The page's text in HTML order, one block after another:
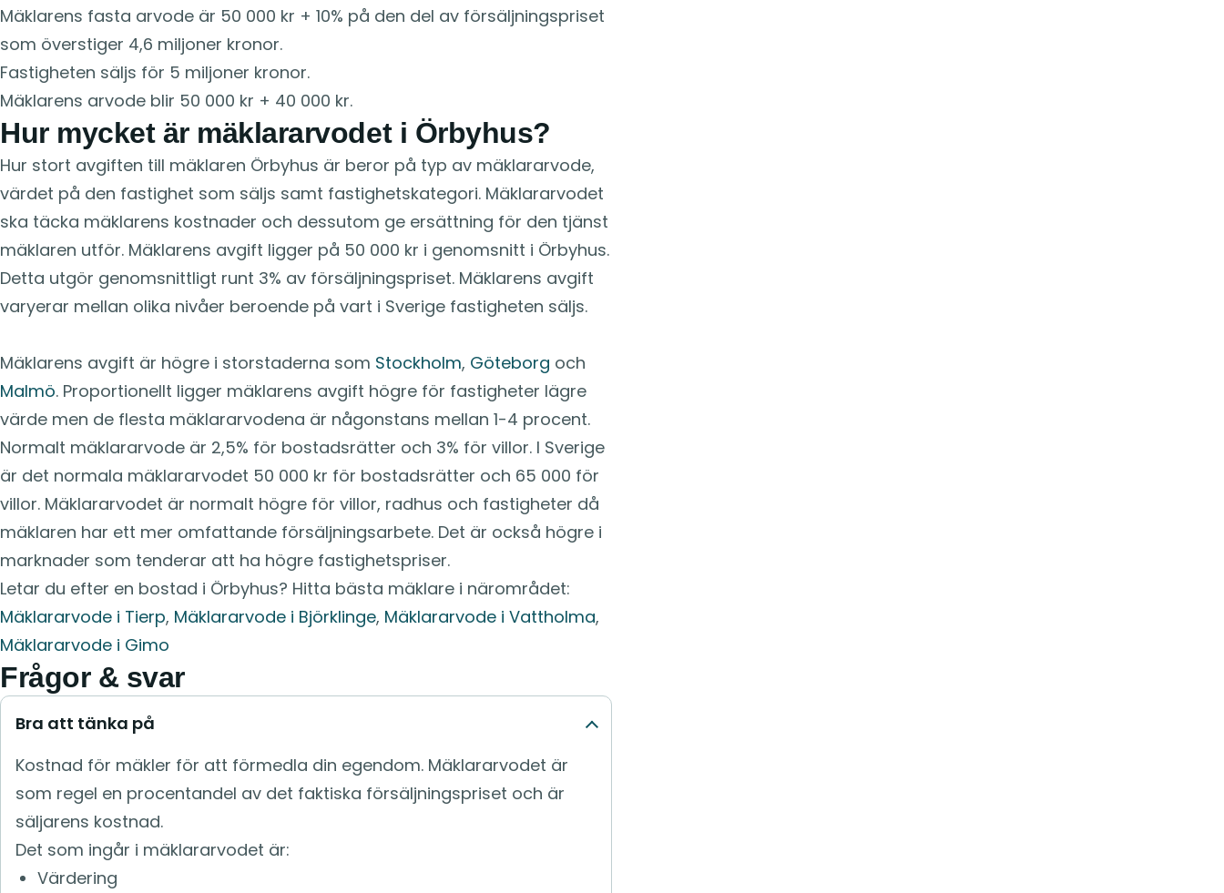
Mäklarens fasta arvode är 50 000 kr + 10% på den del av försäljningspriset
som överstiger 4,6 miljoner kronor.
Fastigheten säljs för 5 miljoner kronor.
Mäklarens arvode blir 50 000 kr + 40 000 kr.
Hur mycket är mäklararvodet i Örbyhus?
Hur stort avgiften till mäklaren Örbyhus är beror på typ av mäklararvode,
värdet på den fastighet som säljs samt fastighetskategori. Mäklararvodet
ska täcka mäklarens kostnader och dessutom ge ersättning för den tjänst
mäklaren utför. Mäklarens avgift ligger på 50 000 kr i genomsnitt i Örbyhus.
Detta utgör genomsnittligt runt 3% av försäljningspriset. Mäklarens avgift
varyerar mellan olika nivåer beroende på vart i Sverige fastigheten säljs.
Mäklarens avgift är högre i storstaderna som Stockholm, Göteborg och
Malmö. Proportionellt ligger mäklarens avgift högre för fastigheter lägre
värde men de flesta mäklararvodena är någonstans mellan 1-4 procent.
Normalt mäklararvode är 2,5% för bostadsrätter och 3% för villor. I Sverige
är det normala mäklararvodet 50 000 kr för bostadsrätter och 65 000 för
villor. Mäklararvodet är normalt högre för villor, radhus och fastigheter då
mäklaren har ett mer omfattande försäljningsarbete. Det är också högre i
marknader som tenderar att ha högre fastighetspriser.
Letar du efter en bostad i Örbyhus? Hitta bästa mäklare i närområdet:
Mäklararvode i Tierp, Mäklararvode i Björklinge, Mäklararvode i Vattholma,
Mäklararvode i Gimo
Frågor & svar
Bra att tänka på
Kostnad för mäkler för att förmedla din egendom. Mäklararvodet är
som regel en procentandel av det faktiska försäljningspriset och är
säljarens kostnad.
Det som ingår i mäklararvodet är:
Värdering